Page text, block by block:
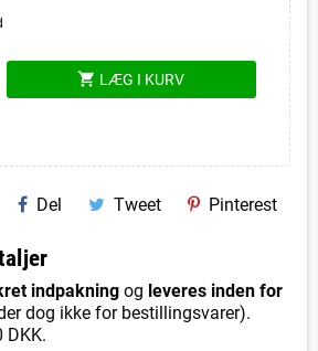
shopping_cart LÆG I KURV
Del Tweet Pinterest
indpakning og leveres inden for
dog ikke for bestillingsvarer).
DKK.